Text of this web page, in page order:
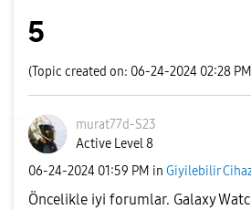
5
(Topic created on: 06-24-2024 02:28
murat77d-S23
Active Level 8
‎06-24-2024 01:59 PM in Giyilebilir
Öncelikle iyi forumlar. Galaxy